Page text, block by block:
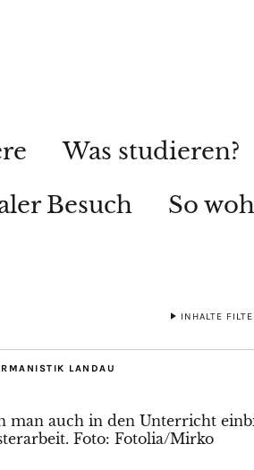
Was studieren?
Besuch
So
INHALTE
LANDAU